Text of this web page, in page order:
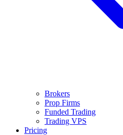
Brokers
Prop Firms
Funded Trading
Trading VPS
Pricing